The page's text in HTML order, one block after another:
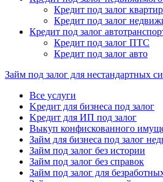
Кредит под залог
Кредит под залог
Кредит под залог
Кредит под залог ПТС
Кредит под залог авто
Займ под залог для нестандартных
Все услуги
Kредит для бизнеса под залог
Kредит для ИП под залог
Выкуп конфискованного
Займ для бизнеса под залог
Займ под залог без истории
Займ под залог без справок
Займ под залог для